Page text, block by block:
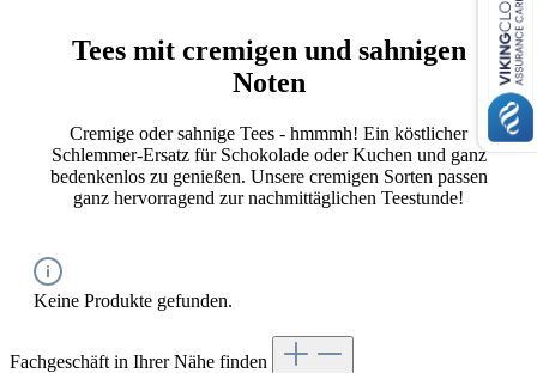
Tees mit cremigen und sahnigen
Noten
Cremige oder sahnige Tees - hmmmh! Ein köstlicher
Schlemmer-Ersatz für Schokolade oder Kuchen und ganz
bedenkenlos zu genießen. Unsere cremigen Sorten passen
ganz hervorragend zur nachmittäglichen Teestunde!
Keine Produkte gefunden.
Fachgeschäft in Ihrer Nähe finden